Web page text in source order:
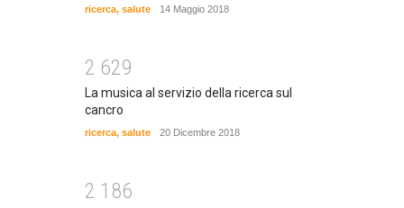
ricerca, salute 14 Maggio 2018
2 629
La musica al servizio della ricerca sul
cancro
ricerca, salute 20 Dicembre 2018
2 1 86